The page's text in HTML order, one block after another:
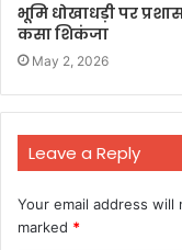
भूमि धोखाधड़ी पर
कसा शिकंजा
May 2, 2026
Leave a Reply
Your email address will
marked *